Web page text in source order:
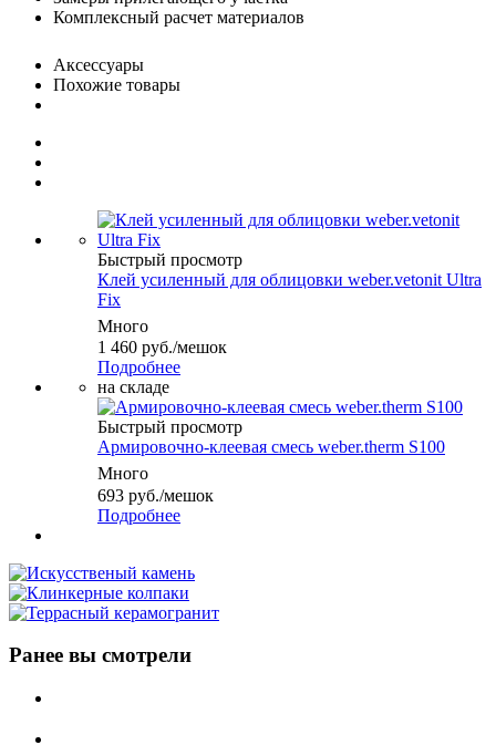
Комплексный расчет материалов
Аксессуары
Похожие товары
Быстрый просмотр
Клей усиленный для облицовки weber.vetonit Ultra
Fix
Много
1 460 руб./мешок
Подробнее
на складе
Быстрый просмотр
Армировочно-клеевая смесь weber.therm S100
Много
693 руб./мешок
Подробнее
Ранее вы смотрели